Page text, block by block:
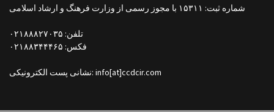
شماره ثبت: ۱۵۳۱۱ با مجوز رسمی از وزارت فرهنگ و ارشاد اسلامی
تلفن: ۰۲۱۸۸۸۲۷۰۳۵
فکس: ۰۲۱۸۸۳۴۴۴۶۵
نشانی پست الکترونیکی: info[at]ccdcir.com